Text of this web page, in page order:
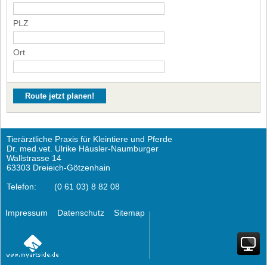
PLZ
Ort
Tierärztliche Praxis für Kleintiere und Pferde
Dr. med.vet. Ulrike Häusler-Naumburger
Wallstrasse 14
63303 Dreieich-Götzenhain
Telefon:
(0 61 03) 8 82 08
Impressum Datenschutz Sitemap